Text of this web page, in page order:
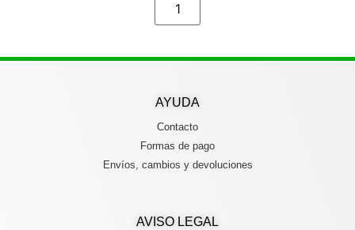
AVISO LEGAL
AYUDA
Contacto
Formas de pago
Envíos, cambios y devoluciones